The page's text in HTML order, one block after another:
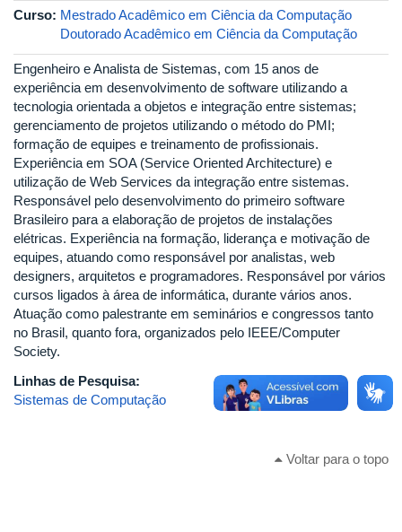
Curso: Mestrado Acadêmico em Ciência da Computação
Doutorado Acadêmico em Ciência da Computação
Engenheiro e Analista de Sistemas, com 15 anos de
experiência em desenvolvimento de software utilizando a
tecnologia orientada a objetos e integração entre sistemas;
gerenciamento de projetos utilizando o método do PMI;
formação de equipes e treinamento de profissionais.
Experiência em SOA (Service Oriented Architecture) e
utilização de Web Services da integração entre sistemas.
Responsável pelo desenvolvimento do primeiro software
Brasileiro para a elaboração de projetos de instalações
elétricas. Experiência na formação, liderança e motivação de
equipes, atuando como responsável por analistas, web
designers, arquitetos e programadores. Responsável por vários
cursos ligados à área de informática, durante vários anos.
Atuação como palestrante em seminários e congressos tanto
no Brasil, quanto fora, organizados pelo IEEE/Computer
Society.
Linhas de Pesquisa:
Sistemas de Computação
Voltar para o topo